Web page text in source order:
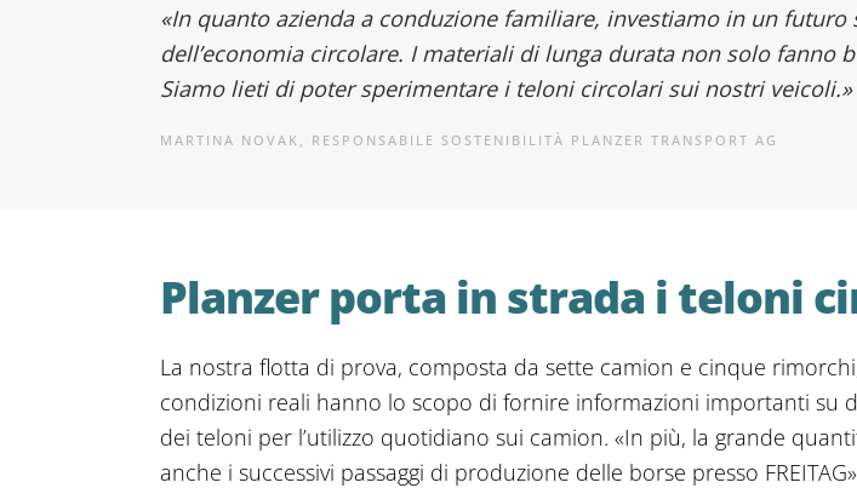
«In quanto azienda a conduzione familiare, investiamo in un
dell’economia circolare. I materiali di lunga durata non solo fanno
Siamo lieti di poter sperimentare i teloni circolari sui nostri veicoli.»
MARTINA NOVAK, RESPONSABILE SOSTENIBILITÀ PLANZER TRANSPORT AG
Planzer porta in strada i teloni
La nostra flotta di prova, composta da sette camion e cinque
condizioni reali hanno lo scopo di fornire informazioni importanti su
dei teloni per l’utilizzo quotidiano sui camion. «In più, la grande
anche i successivi passaggi di produzione delle borse presso FREITAG»